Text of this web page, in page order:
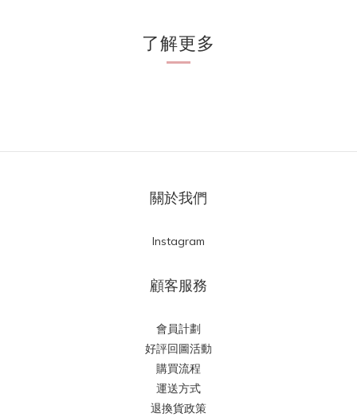
了解更多
關於我們
Instagram
顧客服務
會員計劃
好評回圖活動
購買流程
運送方式
退換貨政策